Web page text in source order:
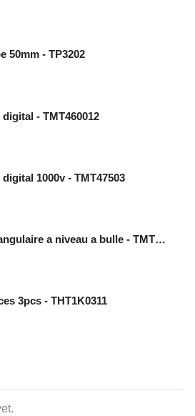
50mm - TP3202
- TMT460012
1000v - TMT47503
Mesure triangulaire a niveau a bulle - TMT646003
3pcs - THT1K0311